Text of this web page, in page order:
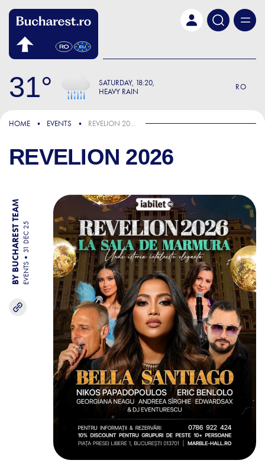
31 SATURDAY 18:20
HEAVY RAIN
RO
HOME EVENTS REVELION 2026
REVELION 2026
BY BUCHAREST TEAM EVENTS
31 DEC 25